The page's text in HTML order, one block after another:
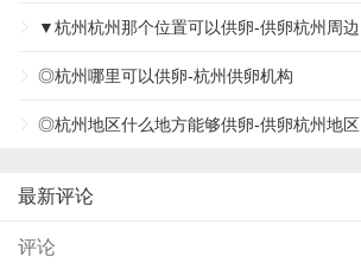
▼杭州杭州那个位置可以供卵-供卵杭州周边
◎杭州哪里可以供卵-杭州供卵机构
◎杭州地区什么地方能够供卵-供卵杭州地区
最新评论